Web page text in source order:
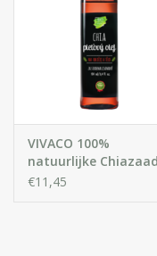
Gift sets
VIVACO 100%
natuurlijke Chiazaad
Olie
€11,45